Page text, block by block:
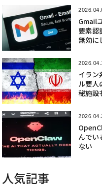
Gmail
要素認
無効に
イラン
ル要人
秘施設
んでい
ない
人気記事